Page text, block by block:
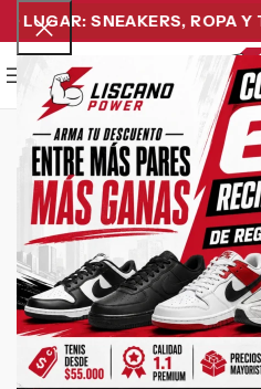
SNEAKERS, ROPA Y
Menu
-24%